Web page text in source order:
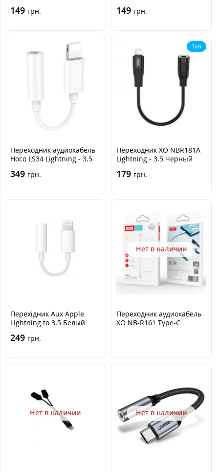
149 грн. 149 грн.
Переходник аудиокабель
Hoco LS34 Lightning - 3.5
349 грн.
Топ
Переходник XO NBR181A
Lightning - 3.5 Черный
179 грн.
Перехідник Aux Apple
Lightning to 3.5 Белый
249 грн.
Нет в наличии
Переходник аудиокабель
XO NB-R161 Type-C
Нет в наличии Нет в наличии